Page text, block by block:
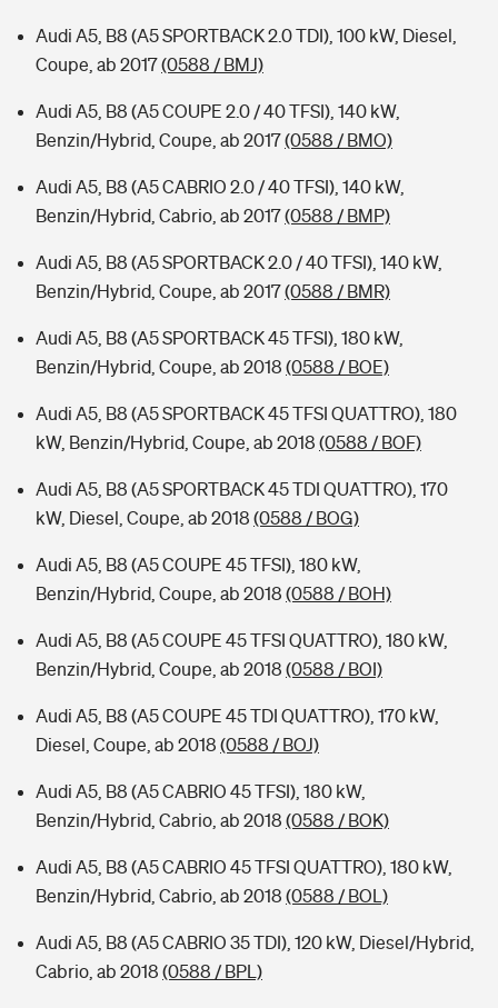
Audi A5, B8 (A5 SPORTBACK 2.0 TDI), 100 kW, Diesel,
Coupe, ab 2017(0588 / BMJ)
Audi A5, B8 (A5 COUPE 2.0 / 40 TFSI), 140 kW,
Benzin/Hybrid, Coupe, ab 2017(0588 / BMO)
Audi A5, B8 (A5 CABRIO 2.0 / 40 TFSI), 140 kW,
Benzin/Hybrid, Cabrio, ab 2017(0588 / BMP)
Audi A5, B8 (A5 SPORTBACK 2.0 / 40 TFSI), 140 kW,
Benzin/Hybrid, Coupe, ab 2017(0588 / BMR)
Audi A5, B8 (A5 SPORTBACK 45 TFSI), 180 kW,
Benzin/Hybrid, Coupe, ab 2018 (0588 / BOE)
Audi A5, B8 (A5 SPORTBACK 45 TFSI QUATTRO), 180
kW, Benzin/Hybrid, Coupe, ab 2018 (0588 / BOF)
Audi A5, B8 (A5 SPORTBACK 45 TDI QUATTRO), 170
kW, Diesel, Coupe, ab 2018 (0588 / BOG)
Audi A5, B8 (A5 COUPE 45 TFSI), 180 kW,
Benzin/Hybrid, Coupe, ab 2018 (0588 / BOH)
Audi A5, B8 (A5 COUPE 45 TFSI QUATTRO), 180 kW,
Benzin/Hybrid, Coupe, ab 2018 (0588 / BOI)
Audi A5, B8 (A5 COUPE 45 TDI QUATTRO), 170 kW,
Diesel, Coupe, ab 2018 (0588 / BOJ)
Audi A5, B8 (A5 CABRIO 45 TFSI), 180 kW,
Benzin/Hybrid, Cabrio, ab 2018 (0588 / BOK)
Audi A5, B8 (A5 CABRIO 45 TFSI QUATTRO), 180 kW,
Benzin/Hybrid, Cabrio, ab 2018 (0588 / BOL)
Audi A5, B8 (A5 CABRIO 35 TDI), 120 kW, Diesel/Hybrid,
Cabrio, ab 2018 (0588 / BPL)